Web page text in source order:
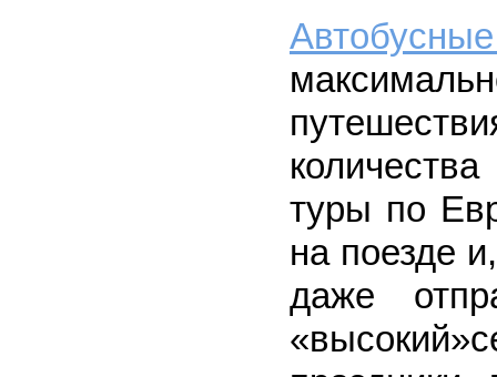
туры по
на поезде
даже